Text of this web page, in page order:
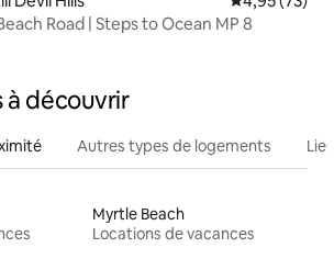
Road | Steps to Ocean MP 8
à découvrir
Autres types de logements
Myrtle Beach
Locations de vacances